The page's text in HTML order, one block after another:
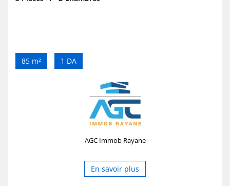
85 m² 1 DA
AGC Immob Rayane
En savoir plus